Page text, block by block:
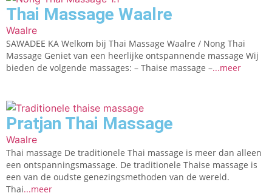
Thai Massage Waalre
Waalre
SAWADEE KA Welkom bij Thai Massage Waalre / Nong Thai
Massage Geniet van een heerlijke ontspannende massage Wij
bieden de volgende massages: – Thaise massage –...meer
Pratjan Thai Massage
Waalre
Thai massage De traditionele Thai massage is meer dan alleen
een ontspanningsmassage. De traditionele Thaise massage is
een van de oudste genezingsmethoden van de wereld.
Thai...meer